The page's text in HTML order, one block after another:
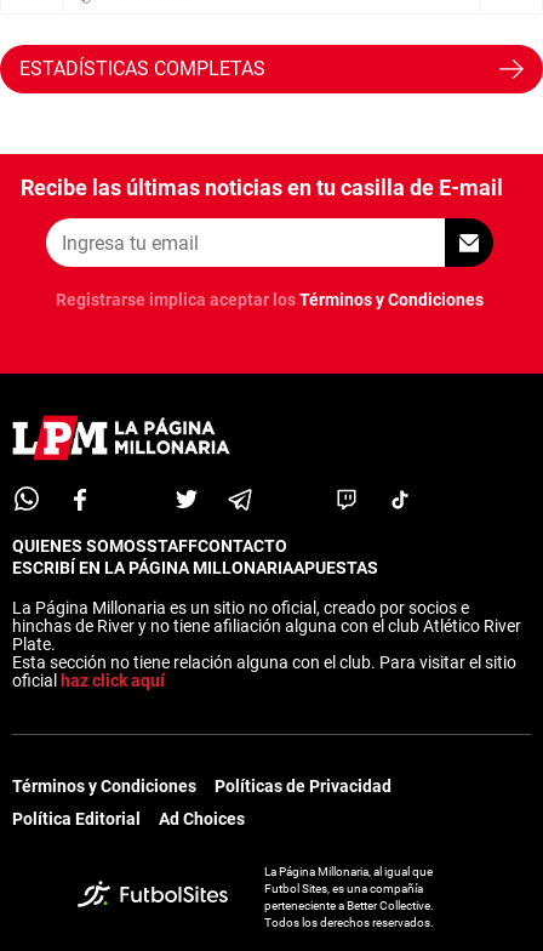
ESTADÍSTICAS COMPLETAS
Recibe las últimas noticias en tu casilla de E-mail
Registrarse implica aceptar losTérminos y Condiciones
QUIENES SOMOSSTAFFCONTACTO
ESCRIBÍ EN LA PÁGINA MILLONARIAAPUESTAS
La Página Millonaria es un sitio no oficial, creado por socios e
hinchas de River y no tiene afiliación alguna con el club Atlético River
Plate.
Esta sección no tiene relación alguna con el club. Para visitar el sitio
oficial haz click aquí
Términos y Condiciones
Políticas de Privacidad
Política Editorial
Ad Choices
La Página Millonaria, al igual que
Futbol Sites, es una compañía
perteneciente a Better Collective.
Todos los derechos reservados.